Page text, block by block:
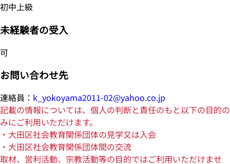
初中上級
未経験者の受入
可
お問い合わせ先
連絡員： k_yokoyama2011-02@yahoo.co.jp
記載の情報については、個人の判断と責任のもと以下の目的の
みにご利用いただけます。
・大田区社会教育関係団体の見学又は入会
・大田区社会教育関係団体間の交流
取材、営利活動、宗教活動等の目的ではご利用いただけませ